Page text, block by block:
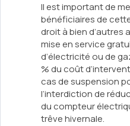
Il est important de
bénéficiaires de
droit à bien d’autres
mise en service
d’électricité ou de
% du coût
cas de suspension
l’interdiction de
du compteur
trêve hivernale.